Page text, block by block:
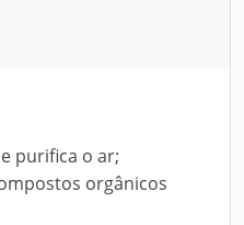
purifica o ar;
orgânicos